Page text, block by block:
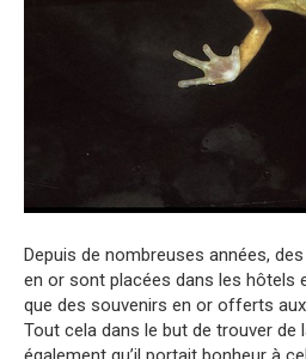
Depuis de nombreuses années,
en or sont placées dans les hôtels
que des souvenirs en or offerts
Tout cela dans le but de trouver de